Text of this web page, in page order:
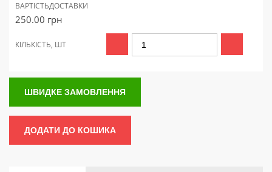
ВАРТІСТЬДОСТАВКИ
250.00 грн
КІЛЬКІСТЬ, ШТ
ШВИДКЕ ЗАМОВЛЕННЯ
ДОДАТИ ДО КОШИКА